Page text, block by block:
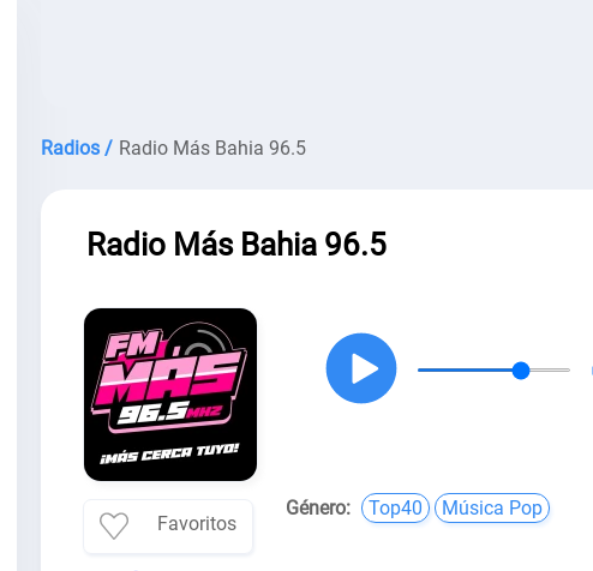
Radios / Radio Más Bahia 96.5
Radio Más Bahia 96.5
Favoritos
Género: Top40 Música Pop